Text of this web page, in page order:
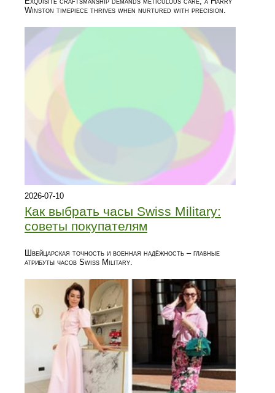
Winston timepiece thrives when nurtured with precision.
2026-07-10
Как выбрать часы Swiss Military:
советы покупателям
Швейцарская точность и военная надёжность – главные
атрибуты часов Swiss Military.